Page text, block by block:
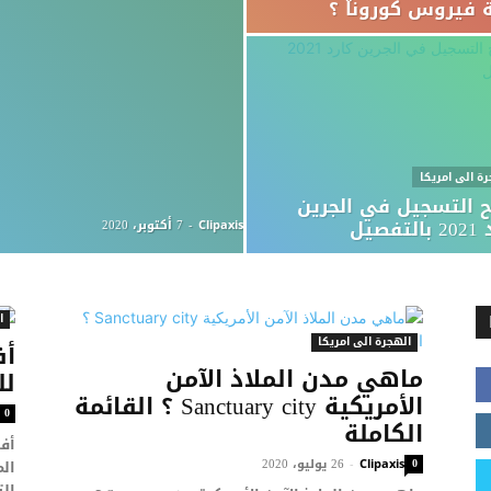
Clipaxis
- 7 أكتوبر، 2020
فيروس كورونا ؟
الى امريكا
التسجيل في الجرين
0
الهجرة الى امريكا
ماهي مدن الملاذ الآمن
الأمريكية Sanctuary city ؟ القائمة
الكاملة
Clipaxis
- 26 يوليو، 2020 0